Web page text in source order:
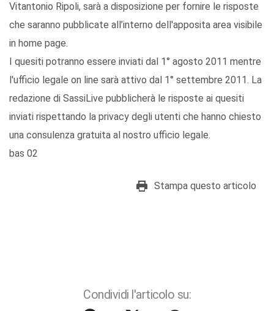
Vitantonio Ripoli, sarà a disposizione per fornire le risposte
che saranno pubblicate all’interno dell'apposita area visibile
in home page.
I quesiti potranno essere inviati dal 1° agosto 2011 mentre
l'ufficio legale on line sarà attivo dal 1° settembre 2011. La
redazione di SassiLive pubblicherà le risposte ai quesiti
inviati rispettando la privacy degli utenti che hanno chiesto
una consulenza gratuita al nostro ufficio legale.
bas 02
Stampa questo articolo
Condividi l'articolo su: